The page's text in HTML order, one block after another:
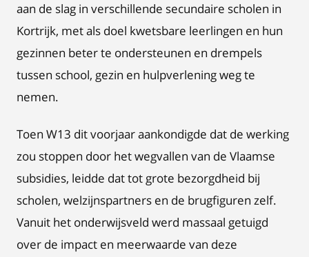
aan de slag in verschillende secundaire scholen in
Kortrijk, met als doel kwetsbare leerlingen en hun
gezinnen beter te ondersteunen en drempels
tussen school, gezin en hulpverlening weg te
nemen.
Toen W13 dit voorjaar aankondigde dat de werking
zou stoppen door het wegvallen van de Vlaamse
subsidies, leidde dat tot grote bezorgdheid bij
scholen, welzijnspartners en de brugfiguren zelf.
Vanuit het onderwijsveld werd massaal getuigd
over de impact en meerwaarde van deze